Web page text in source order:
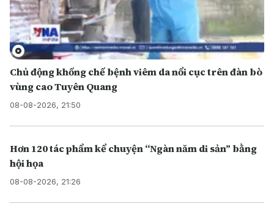
Chủ động khống chế bệnh viêm da nổi cục trên đàn bò
vùng cao Tuyên Quang
08-08-2026, 21:50
Hơn 120 tác phẩm kể chuyện “Ngàn năm di sản” bằng
hội họa
08-08-2026, 21:26